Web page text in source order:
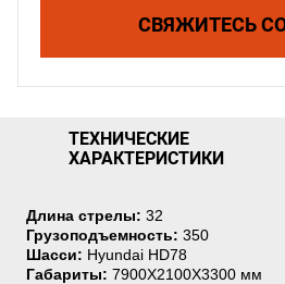
СВЯЖИТЕСЬ
ТЕХНИЧЕСКИЕ
ХАРАКТЕРИСТИКИ
Длина стрелы: 32
Грузоподъемность: 350
Шасси: Hyundai HD78
Габариты: 7900Х2100Х3300 мм